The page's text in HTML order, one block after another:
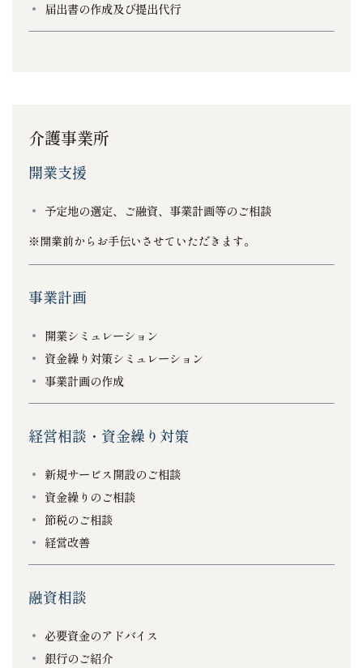
届出書の作成及び提出代行
介護事業所
開業支援
予定地の選定、ご融資、事業計画等のご相談
※開業前からお手伝いさせていただきます。
事業計画
開業シミュレーション
資金繰り対策シミュレーション
事業計画の作成
経営相談・資金繰り対策
新規サービス開設のご相談
資金繰りのご相談
節税のご相談
経営改善
融資相談
必要資金のアドバイス
銀行のご紹介